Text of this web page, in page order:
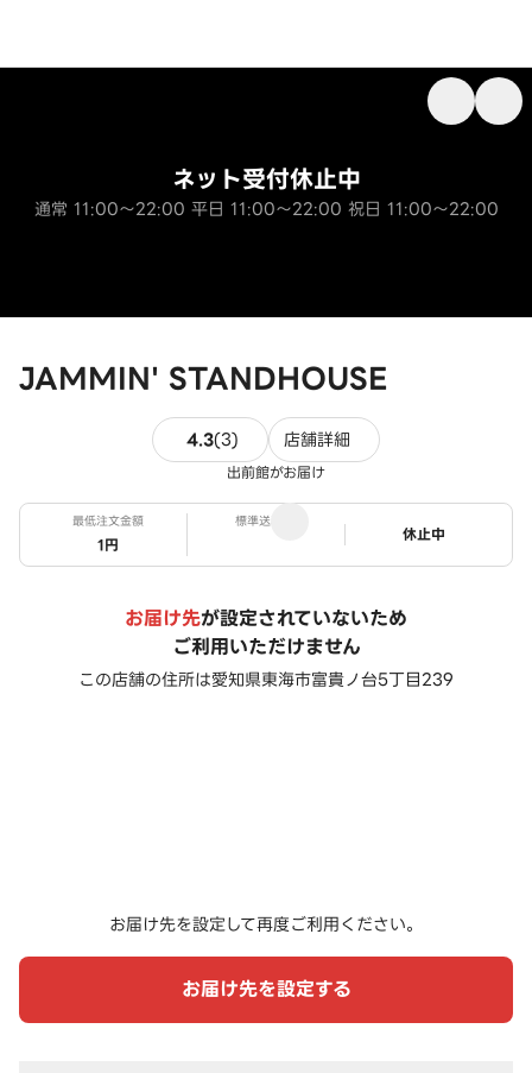
JAMMIN' STANDHOUSE
ネット受付休止中
通常 11:00～22:00 平日 11:00～22:00 祝日 11:00～22:00
4.3(3) 3件のレビュー
店舗詳細
出前館がお届け
最低注文金額
1円
標準送料
ステータス
休止中
お届け先が設定されていないため
ご利用いただけません
この店舗の住所は愛知県東海市富貴ノ台5丁目239
お届け先を設定して再度ご利用ください。
お届け先を設定する